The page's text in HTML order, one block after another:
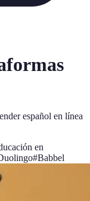
español en línea
en
#Babbel